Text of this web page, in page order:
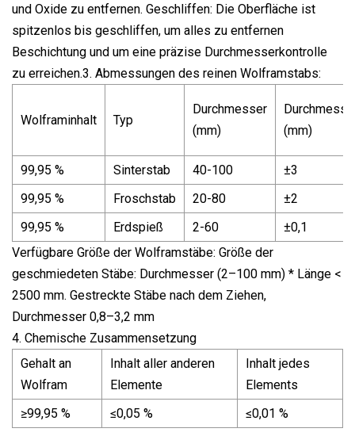
und Oxide zu entfernen. Geschliffen: Die Oberfläche ist
spitzenlos bis geschliffen, um alles zu entfernen
Beschichtung und um eine präzise Durchmesserkontrolle
zu erreichen.3. Abmessungen des reinen Wolframstabs:
Wolframinhalt Typ
Durchmesser
(mm)
(mm)
99,95 % Sinterstab 40-100
±3
99,95 %
Froschstab 20-80
±2
99,95 %
Erdspieß 2-60
±0,1
Verfügbare Größe der Wolframstäbe: Größe der
geschmiedeten Stäbe: Durchmesser (2–100 mm) * Länge <
2500 mm. Gestreckte Stäbe nach dem Ziehen,
Durchmesser 0,8–3,2 mm
4. Chemische Zusammensetzung
Gehalt an
Wolfram
Inhalt aller anderen
Elemente
Inhalt jedes
Elements
≥99,95 %
≤0,05 % ≤0,01 %